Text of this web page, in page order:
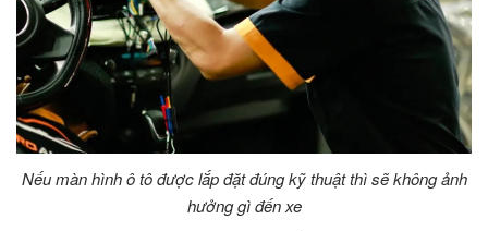
Nếu màn hình ô tô được lắp đặt đúng kỹ thuật thì sẽ không ảnh
hưởng gì đến xe